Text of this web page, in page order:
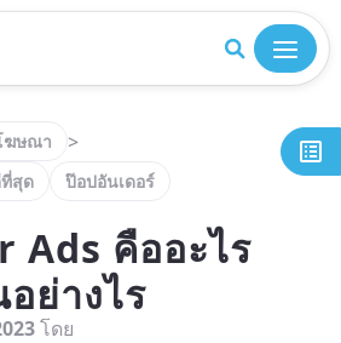
ปิด
ฆษณา >
สุด ป๊อปอันเดอร์
Ads คืออะไร
ย่างไร
โดย